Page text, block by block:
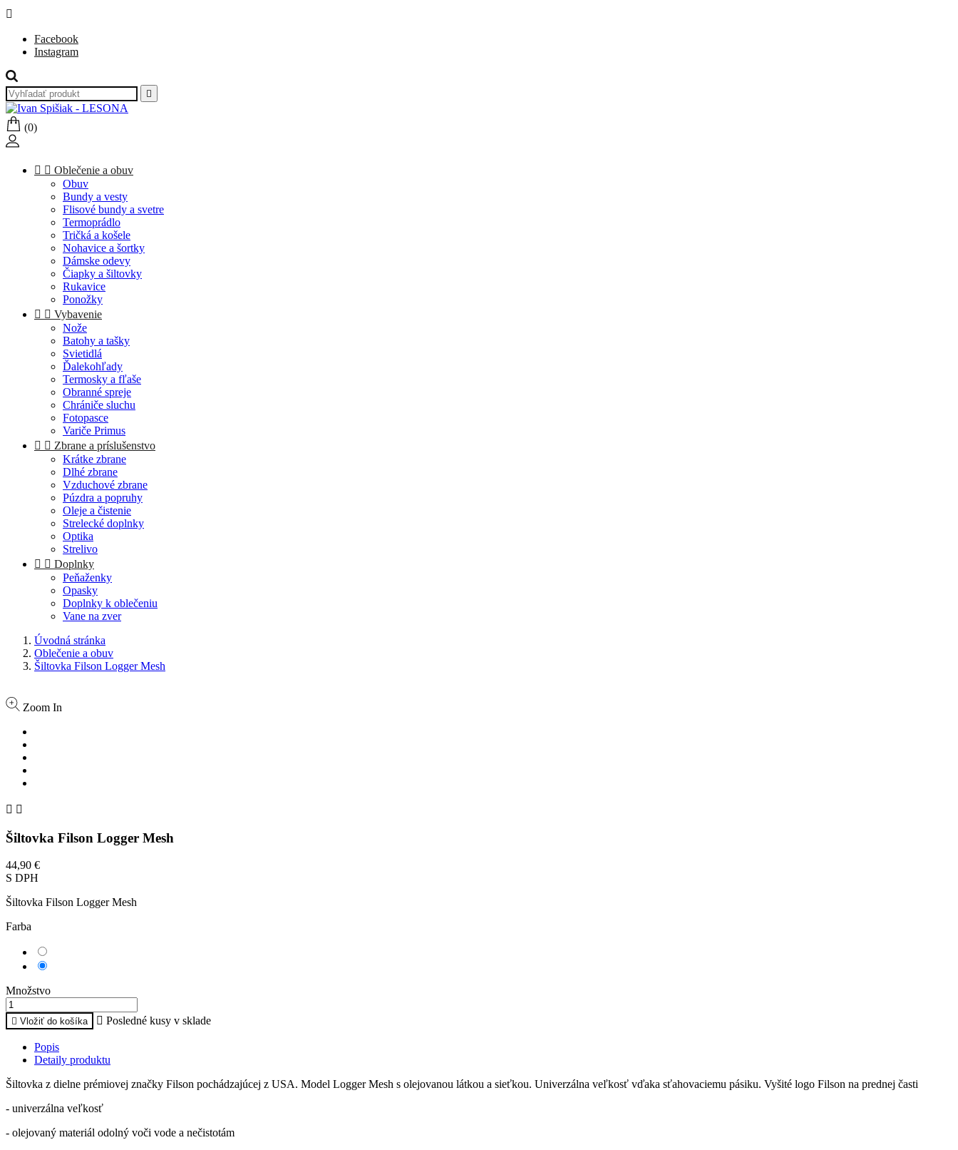

Facebook
Instagram

(0)
  Oblečenie a obuv
Obuv
Bundy a vesty
Flisové bundy a svetre
Termoprádlo
Tričká a košele
Nohavice a šortky
Dámske odevy
Čiapky a šiltovky
Rukavice
Ponožky
  Vybavenie
Nože
Batohy a tašky
Svietidlá
Ďalekohľady
Termosky a fľaše
Obranné spreje
Chrániče sluchu
Fotopasce
Variče Primus
  Zbrane a príslušenstvo
Krátke zbrane
Dlhé zbrane
Vzduchové zbrane
Púzdra a popruhy
Oleje a čistenie
Strelecké doplnky
Optika
Strelivo
  Doplnky
Peňaženky
Opasky
Doplnky k oblečeniu
Vane na zver
Úvodná stránka
Oblečenie a obuv
Šiltovka Filson Logger Mesh
Zoom In
 
Šiltovka Filson Logger Mesh
44,90 €
S DPH
Šiltovka Filson Logger Mesh
Farba
Množstvo
 Vložiť do košíka  Posledné kusy v sklade
Popis
Detaily produktu
Šiltovka z dielne prémiovej značky Filson pochádzajúcej z USA. Model Logger Mesh s olejovanou látkou a sieťkou. Univerzálna veľkosť vďaka sťahovaciemu pásiku. Vyšité logo Filson na prednej časti
- univerzálna veľkosť
- olejovaný materiál odolný voči vode a nečistotám